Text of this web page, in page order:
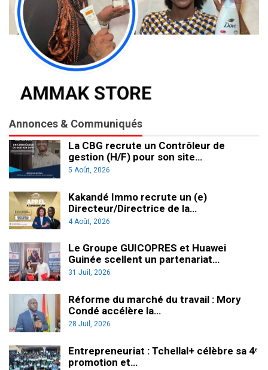
Annonces & Communiqués
La CBG recrute un Contrôleur de
gestion (H/F) pour son site…
5 Août, 2026
Kakandé Immo recrute un (e)
Directeur/Directrice de la…
4 Août, 2026
Le Groupe GUICOPRES et Huawei
Guinée scellent un partenariat…
31 Juil, 2026
Réforme du marché du travail : Mory
Condé accélère la…
28 Juil, 2026
Entrepreneuriat : Tchellal+ célèbre sa 4ᵉ
promotion et…